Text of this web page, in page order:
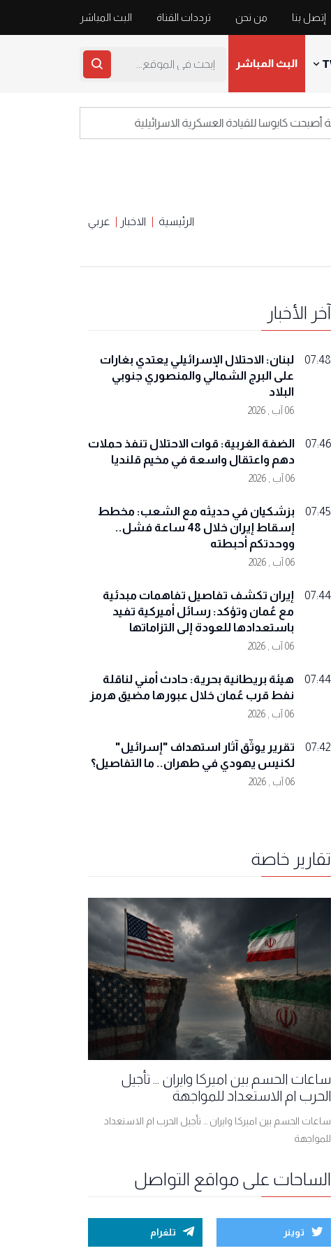
إتصل بنا من نحن ترددات القناة البث المباشر
البث المباشر
للقيادة العسكرية الاسرائيلية
الرئيسية الاخبار عربي
آخر الأخبار
07:48
لبنان: الاحتلال الإسرائيلي يعتدي بغارات
على البرج الشمالي والمنصوري جنوبي
البلاد
06 آب , 2026
07:46
الضفة الغربية: قوات الاحتلال تنفذ حملات
دهم واعتقال واسعة في مخيم قلنديا
06 آب , 2026
07:45
بزشكيان في حديثه مع الشعب: مخطط
إسقاط إيران خلال 48 ساعة فشل..
ووحدتكم أحبطته
06 آب , 2026
07:44
إيران تكشف تفاصيل تفاهمات مبدئية
مع عُمان وتؤكد: رسائل أميركية تفيد
باستعدادها للعودة إلى التزاماتها
06 آب , 2026
07:44
هيئة بريطانية بحرية: حادث أمني لناقلة
نفط قرب عُمان خلال عبورها مضيق هرمز
06 آب , 2026
07:42
تقرير يوثّق آثار استهداف "إسرائيل"
لكنيس يهودي في طهران.. ما التفاصيل؟
06 آب , 2026
تقارير خاصة
ساعات الحسم بين اميركا وايران ... تأجيل
الحرب ام الاستعداد للمواجهة
ساعات الحسم بين اميركا وايران ... تأجيل الحرب ام الاستعداد
للمواجهة
الساحات على مواقع التواصل
توينر تلغرام